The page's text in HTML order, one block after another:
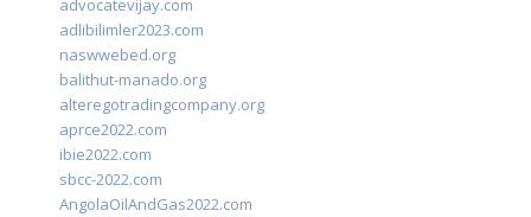
advocatevijay.com
adlibilimler2023.com
naswwebed.org
balithut-manado.org
alteregotradingcompany.org
aprce2022.com
ibie2022.com
sbcc-2022.com
AngolaOilAndGas2022.com